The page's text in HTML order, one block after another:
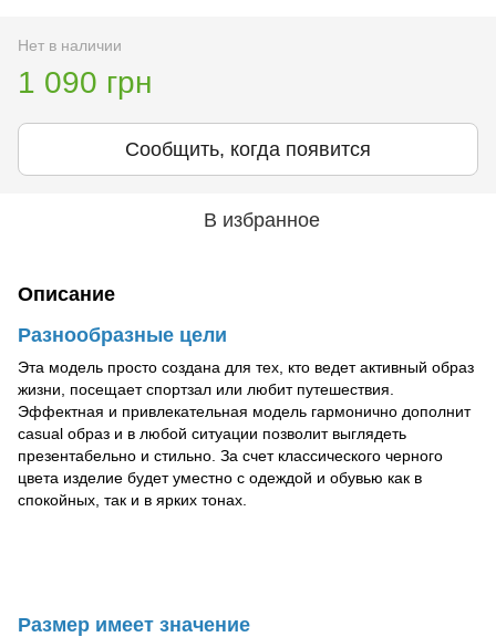
Нет в наличии
1 090 грн
Сообщить, когда появится
В избранное
Описание
Разнообразные цели
Эта модель просто создана для тех, кто ведет активный образ
жизни, посещает спортзал или любит путешествия.
Эффектная и привлекательная модель гармонично дополнит
casual образ и в любой ситуации позволит выглядеть
презентабельно и стильно. За счет классического черного
цвета изделие будет уместно с одеждой и обувью как в
спокойных, так и в ярких тонах.
Размер имеет значение